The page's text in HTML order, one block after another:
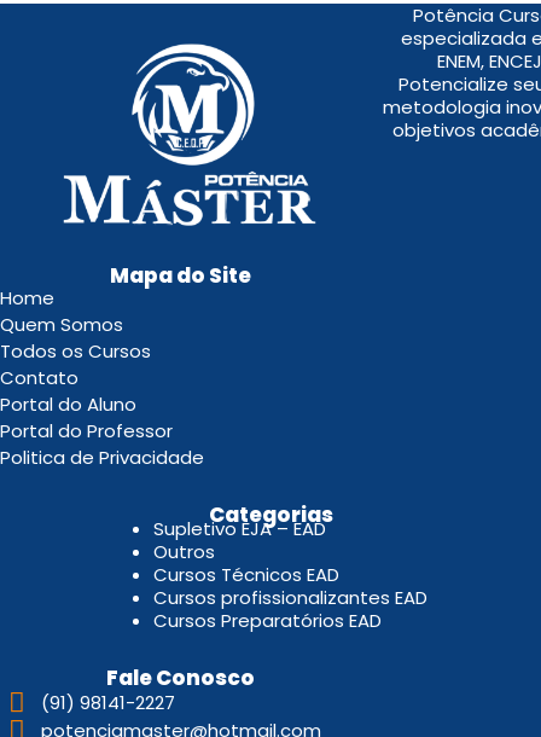
Potência
especializada
ENEM,
Potencialize
metodologia
objetivos
Mapa do Site
Home
Quem Somos
Todos os Cursos
Contato
Portal do Aluno
Portal do Professor
Politica de Privacidade
Categorias
Supletivo EJA – EAD
Outros
Cursos Técnicos EAD
Cursos profissionalizantes EAD
Cursos Preparatórios EAD
Fale Conosco
(91) 98141-2227
potenciamaster@hotmail.com